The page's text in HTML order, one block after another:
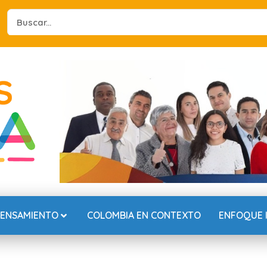
Search
...
COLOMBIA EN CONTEXTO ENFOQUE